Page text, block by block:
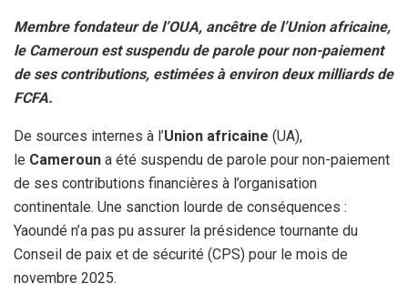
Membre fondateur de l’OUA, ancêtre de l’Union africaine,
le Cameroun est suspendu de parole pour non-paiement
de ses contributions, estimées à environ deux milliards de
FCFA.
De sources internes à l’Union africaine (UA),
le Cameroun a été suspendu de parole pour non-paiement
de ses contributions financières à l’organisation
continentale. Une sanction lourde de conséquences :
Yaoundé n’a pas pu assurer la présidence tournante du
Conseil de paix et de sécurité (CPS) pour le mois de
novembre 2025.